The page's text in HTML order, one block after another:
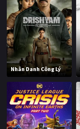
Nhân Danh Công Lý